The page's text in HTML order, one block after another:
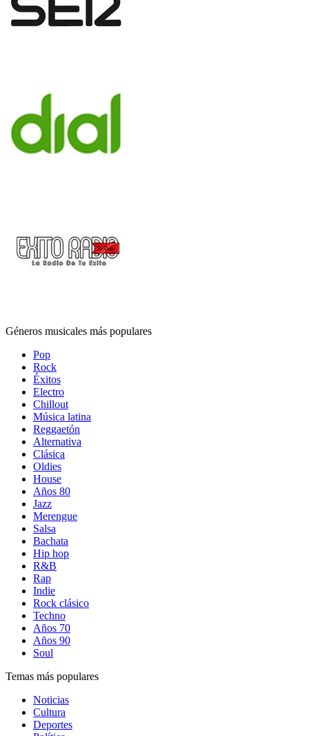
Géneros musicales más populares
Pop
Rock
Éxitos
Electro
Chillout
Música latina
Reggaetón
Alternativa
Clásica
Oldies
House
Años 80
Jazz
Merengue
Salsa
Bachata
Hip hop
R&B
Rap
Indie
Rock clásico
Techno
Años 70
Años 90
Soul
Temas más populares
Noticias
Cultura
Deportes